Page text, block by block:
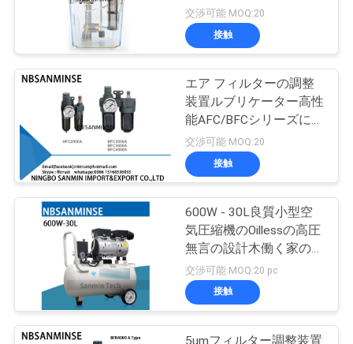
に
連
絡
な
ュ
フィルター調整装置
ルブリケーター
84
空気の空気シリン
ダー
装置が付いているオイル
の潤滑ポンプ ギヤ2リッ
トル3のリットル2 Mpa
交渉可能 MOQ:20
接触
エア フィルターの調整
装置ルブリケーター高性
能AFC/BFCシリーズに取
り付けて下さい
交渉可能 MOQ:20
接触
600W - 30L良質小型空
気圧縮機のOillessの高圧
無言の設計木働く家の塗
布AC220V
交渉可能 MOQ:20 pc
接触
5umフィルター調整装置